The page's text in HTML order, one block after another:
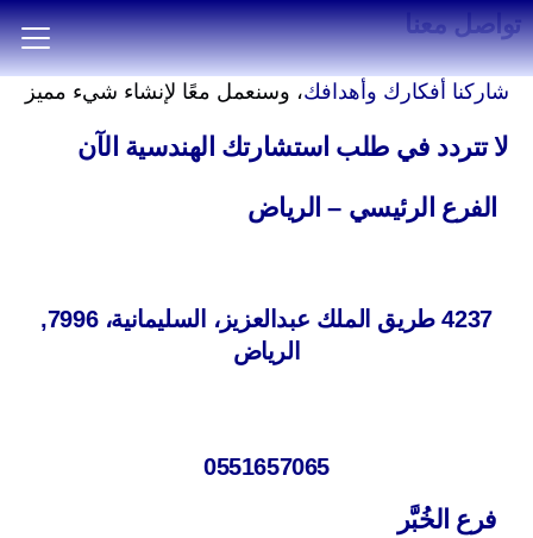
تواصل معنا
شاركنا أفكارك وأهدافك، وسنعمل معًا لإنشاء شيء مميز
لا تتردد في طلب استشارتك الهندسية الآن
الفرع الرئيسي – الرياض
4237 طريق الملك عبدالعزيز، السليمانية، 7996,
الرياض
0551657065
فرع الخُبَّر